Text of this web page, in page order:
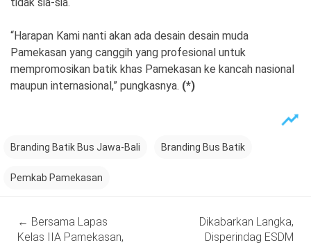
“Harapan Kami nanti akan ada desain desain muda
Pamekasan yang canggih yang profesional untuk
mempromosikan batik khas Pamekasan ke kancah nasional
maupun internasional,” pungkasnya. (*)
Branding Batik Bus Jawa-Bali Branding Bus Batik
Pemkab Pamekasan
navigation
← Bersama Lapas
Kelas IIA Pamekasan,
Dikabarkan Langka,
Disperindag ESDM